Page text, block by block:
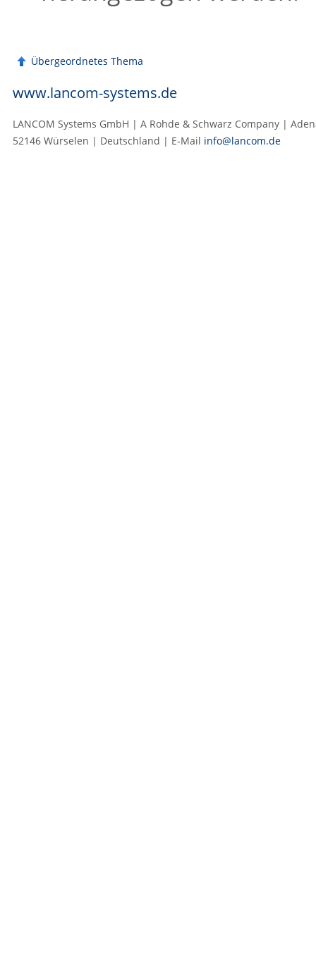
Übergeordnetes Thema
www.lancom-systems.de
LANCOM Systems GmbH | A Rohde & Schwarz Company |
52146 Würselen | Deutschland | E‑Mail info@lancom.de